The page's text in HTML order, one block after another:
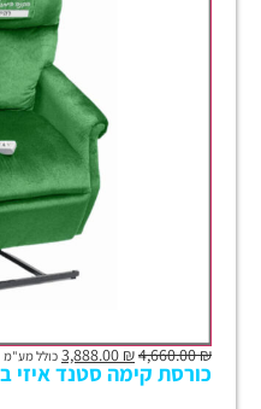
₪
4,660.00
₪ כולל מע"מ
כורסת קימה סטנד איזי